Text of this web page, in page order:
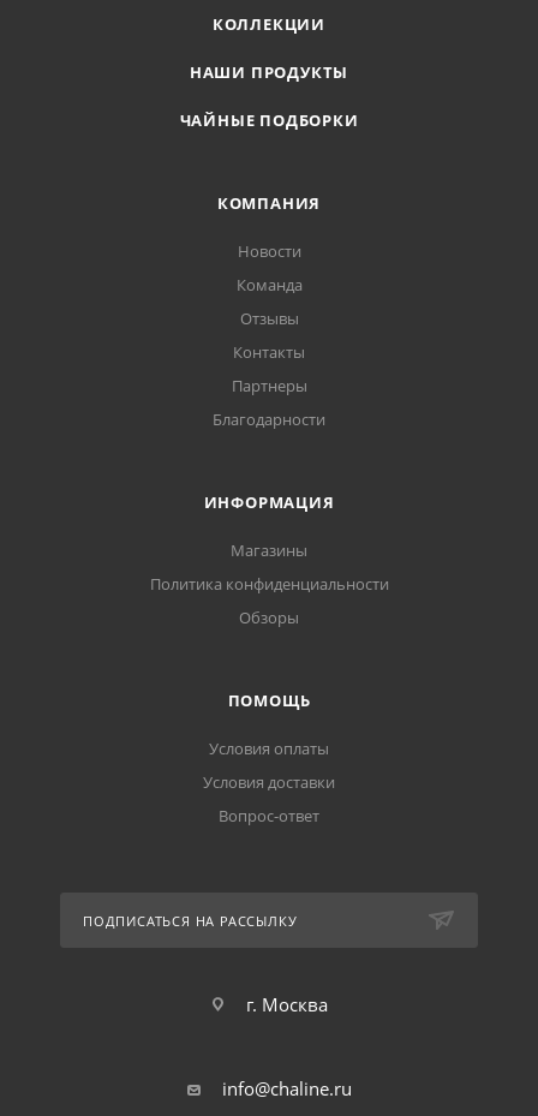
КОЛЛЕКЦИИ
НАШИ ПРОДУКТЫ
ЧАЙНЫЕ ПОДБОРКИ
КОМПАНИЯ
Новости
Команда
Отзывы
Контакты
Партнеры
Благодарности
ИНФОРМАЦИЯ
Магазины
Политика конфиденциальности
Обзоры
ПОМОЩЬ
Условия оплаты
Условия доставки
Вопрос-ответ
ПОДПИСАТЬСЯ НА РАССЫЛКУ
г. Москва
info@chaline.ru